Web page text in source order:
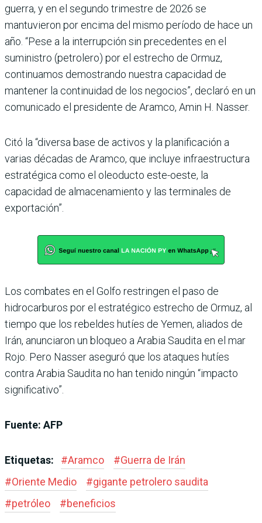
guerra, y en el segundo trimestre de 2026 se
mantuvieron por encima del mismo período de hace un
año. “Pese a la interrupción sin precedentes en el
suministro (petrolero) por el estrecho de Ormuz,
continuamos demostrando nuestra capacidad de
mantener la continuidad de los negocios”, declaró en un
comunicado el presidente de Aramco, Amin H. Nasser.
Citó la “diversa base de activos y la planificación a
varias décadas de Aramco, que incluye infraestructura
estratégica como el oleoducto este-oeste, la
capacidad de almacenamiento y las terminales de
exportación”.
Los combates en el Golfo restringen el paso de
hidrocarburos por el estratégico estrecho de Ormuz, al
tiempo que los rebeldes hutíes de Yemen, aliados de
Irán, anunciaron un bloqueo a Arabia Saudita en el mar
Rojo. Pero Nasser aseguró que los ataques hutíes
contra Arabia Saudita no han tenido ningún “impacto
significativo”.
Fuente: AFP
Etiquetas: #Aramco #Guerra de Irán
#Oriente Medio #gigante petrolero saudita
#petróleo #beneficios